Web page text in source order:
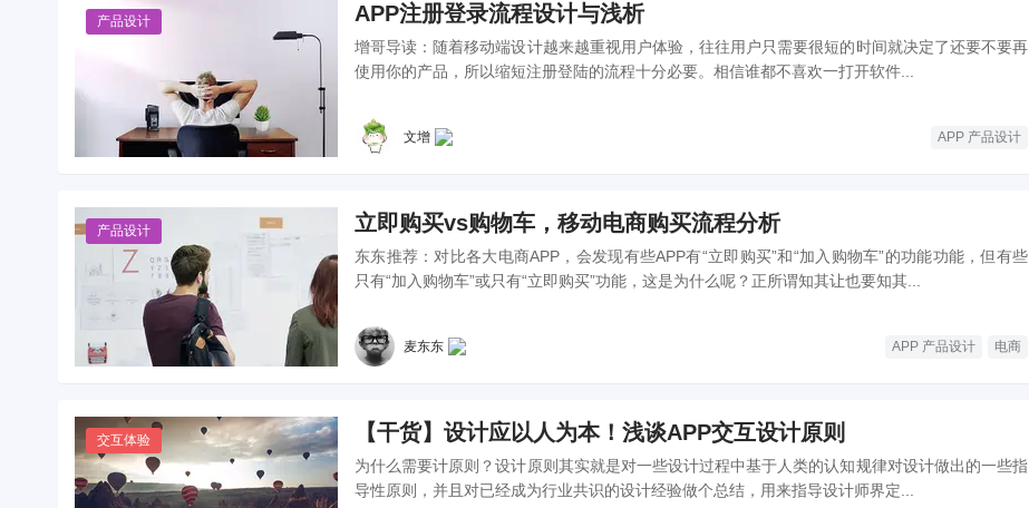
产品设计 APP注册登录流程设计与浅析
增哥导读：随着移动端设计越来越重视用户体验，往往用户只需要很短的时间就决定了还要不要再
使用你的产品，所以缩短注册登陆的流程十分必要。相信谁都不喜欢一打开软件...
文增 APP 产品设计
产品设计 立即购买vs购物车，移动电商购买流程分析
东东推荐：对比各大电商APP，会发现有些APP有“立即购买”和“加入购物车”的功能功能，但有些
只有“加入购物车”或只有“立即购买”功能，这是为什么呢？正所谓知其让也要知其...
麦东东 APP 产品设计 电商
交互体验 【干货】设计应以人为本！浅谈APP交互设计原则
为什么需要计原则？设计原则其实就是对一些设计过程中基于人类的认知规律对设计做出的一些指
导性原则，并且对已经成为行业共识的设计经验做个总结，用来指导设计师界定...